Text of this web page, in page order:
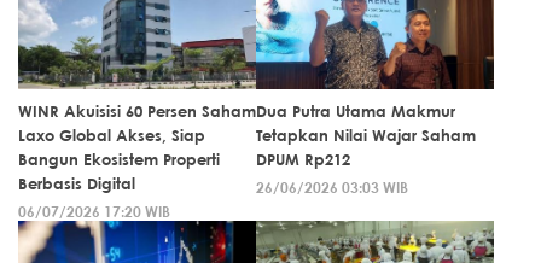
WINR Akuisisi 60 Persen Saham
Laxo Global Akses, Siap
Bangun Ekosistem Properti
Berbasis Digital
06/07/2026 17:20 WIB
Dua Putra Utama Makmur
Tetapkan Nilai Wajar Saham
DPUM Rp212
26/06/2026 03:03 WIB